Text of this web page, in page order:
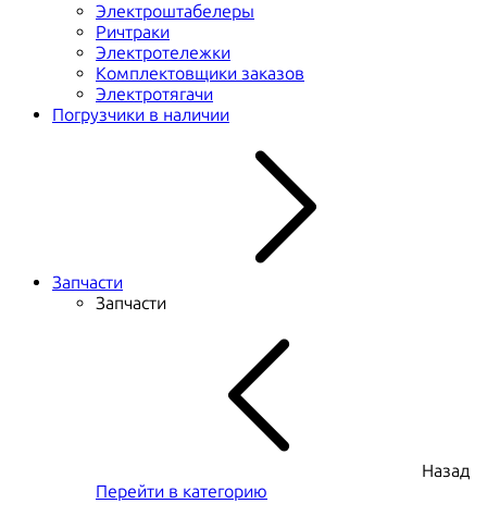
Электроштабелеры
Ричтраки
Электротележки
Комплектовщики заказов
Электротягачи
Погрузчики в наличии
Запчасти
Запчасти
Назад
Перейти в категорию